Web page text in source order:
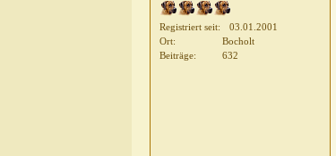
Registriert seit
03.01.2001
Ort
Bocholt
Beiträge
632